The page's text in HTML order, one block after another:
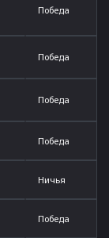
Победа
Победа
Победа
Победа
Ничья
Победа